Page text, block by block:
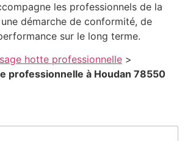
les professionnels de la
démarche de conformité, de
sur le long terme.
hotte professionnelle >
professionnelle à Houdan 78550